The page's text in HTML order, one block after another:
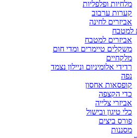
מלחיות ופלפליות
קערות ערבוב
אביזרים לחינה
למטבח
אביזרים למטבח
משקלים טיימרים ומדי חום
מלקחיים
רדידי אלומיניום וניילון נצמד
נפה
קופסאות אחסון
כדי הקצפה
אביזרי צלייה
כלי טיגון ובישול
פורס ביצים
מסננות